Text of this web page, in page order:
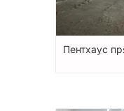
Пентхаус